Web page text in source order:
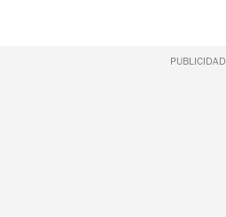
PUBLICIDAD